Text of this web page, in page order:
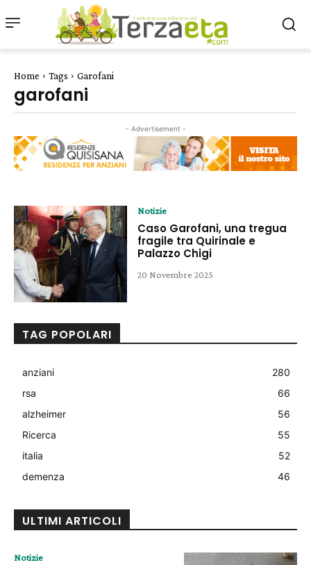
Home Tags Garofani
garofani
- Advertisement -
Notizie
Caso Garofani, una tregua
fragile tra Quirinale e
Palazzo Chigi
20 Novembre 2025
TAG POPOLARI
anziani
280
rsa
66
alzheimer
56
Ricerca
55
italia
52
demenza
46
ULTIMI ARTICOLI
Notizie